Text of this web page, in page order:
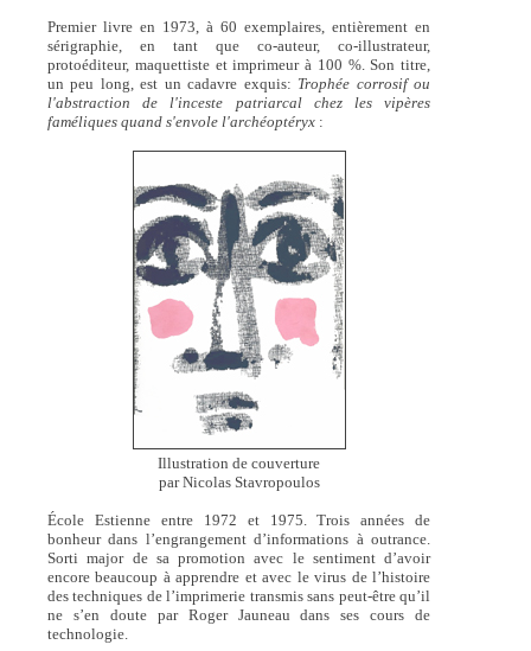
Premier livre en 1973, à 60 exemplaires, entièrement en
sérigraphie, en tant que co-auteur, co-illustrateur,
protoéditeur, maquettiste et imprimeur à 100 %. Son titre,
un peu long, est un cadavre exquis: Trophée corrosif ou
l'abstraction de l'inceste patriarcal chez les vipères
faméliques quand s'envole l'archéoptéryx :
Illustration de couverture
par Nicolas Stavropoulos
École Estienne entre 1972 et 1975. Trois années de
bonheur dans l’engrangement d’informations à outrance.
Sorti major de sa promotion avec le sentiment d’avoir
encore beaucoup à apprendre et avec le virus de l’histoire
des techniques de l’imprimerie transmis sans peut-être qu’il
ne s’en doute par Roger Jauneau dans ses cours de
technologie.